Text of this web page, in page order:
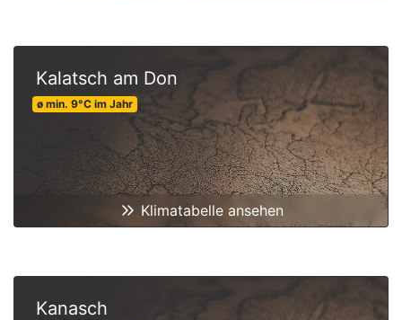
Kalatsch am Don
ø min. 9°C im Jahr
Klimatabelle ansehen
Kanasch